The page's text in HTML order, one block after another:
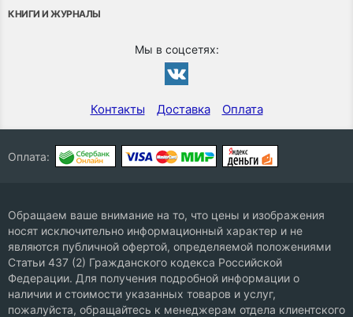
КНИГИ И ЖУРНАЛЫ
Мы в соцсетях:
Контакты Доставка Оплата
Оплата:
Обращаем ваше внимание на то, что цены и изображения
носят исключительно информационный характер и не
являются публичной офертой, определяемой положениями
Статьи 437 (2) Гражданского кодекса Российской
Федерации. Для получения подробной информации о
наличии и стоимости указанных товаров и услуг,
пожалуйста, обращайтесь к менеджерам отдела клиентского